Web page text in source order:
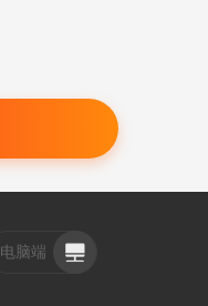
电脑端